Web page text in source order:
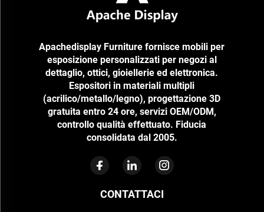
Apachedisplay Furniture fornisce mobili per
esposizione personalizzati per negozi al
dettaglio, ottici, gioiellerie ed elettronica.
Espositori in materiali multipli
(acrilico/metallo/legno), progettazione 3D
gratuita entro 24 ore, servizi OEM/ODM,
controllo qualità effettuato. Fiducia
consolidata dal 2005.
CONTATTACI